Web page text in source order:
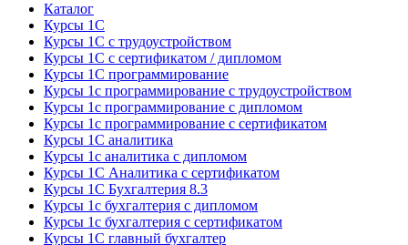
Каталог
Курсы 1С
Курсы 1С с трудоустройством
Курсы 1С с сертификатом / дипломом
Курсы 1С программирование
Курсы 1с программирование с трудоустройством
Курсы 1с программирование с дипломом
Курсы 1с программирование с сертификатом
Курсы 1С аналитика
Курсы 1с аналитика с дипломом
Курсы 1С Аналитика с сертификатом
Курсы 1С Бухгалтерия 8.3
Курсы 1с бухгалтерия с дипломом
Курсы 1с бухгалтерия с сертификатом
Курсы 1С главный бухгалтер